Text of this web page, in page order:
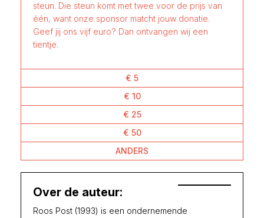
steun. Die steun komt met twee voor de prijs van
één, want onze sponsor matcht jouw donatie.
Geef jij ons vijf euro? Dan ontvangen wij een
tientje.
€ 5
€ 10
€ 25
€ 50
ANDERS
Over de auteur:
Roos Post (1993) is een ondernemende